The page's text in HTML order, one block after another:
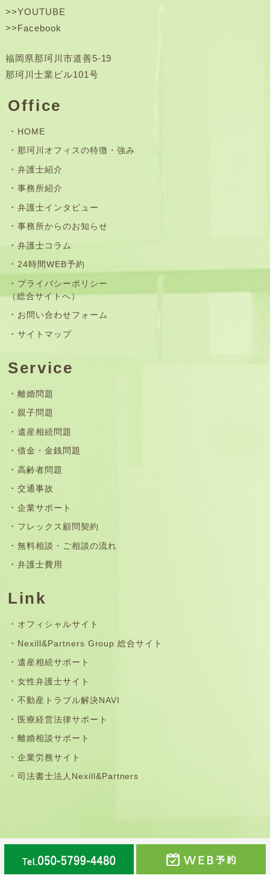
>>YOUTUBE
>>Facebook
福岡県那珂川市道善5-19
那珂川士業ビル101号
Office
HOME
那珂川オフィスの特徴・強み
弁護士紹介
事務所紹介
弁護士インタビュー
事務所からのお知らせ
弁護士コラム
24時間WEB予約
プライバシーポリシー
（総合サイトへ）
お問い合わせフォーム
サイトマップ
Service
離婚問題
親子問題
遺産相続問題
借金・金銭問題
高齢者問題
交通事故
企業サポート
フレックス顧問契約
無料相談・ご相談の流れ
弁護士費用
Link
オフィシャルサイト
Nexill&Partners Group 総合サイト
遺産相続サポート
女性弁護士サイト
不動産トラブル解決NAVI
医療経営法律サポート
離婚相談サポート
企業労務サイト
司法書士法人Nexill&Partners
那珂川市・福岡市南区・春日市・大野城市・筑紫野市・太
宰府市・鳥栖市の法律事務所©弁護士法人Nexill&Partners